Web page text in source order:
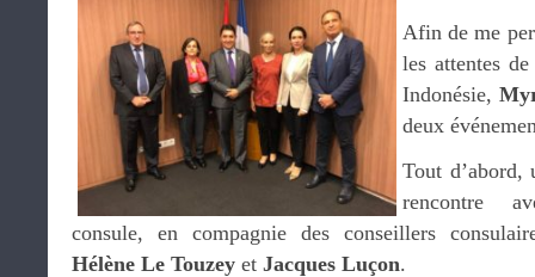
Afin de me
les attentes
Indonésie,
deux
Tout d’abord,
rencontre
consule, en compagnie des conseillers
Hélène Le Touzey et Jacques Luçon.